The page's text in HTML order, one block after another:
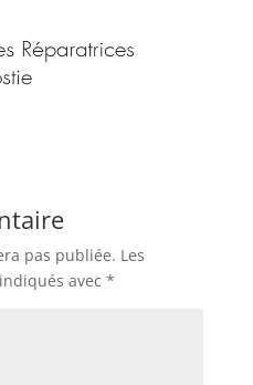
pas publiée. Les
avec *